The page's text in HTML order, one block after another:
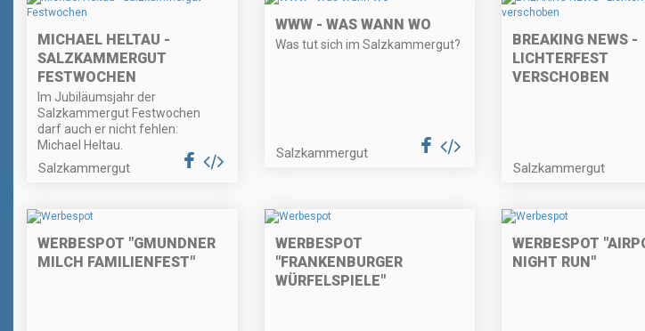
MICHAEL HELTAU -
SALZKAMMERGUT
FESTWOCHEN
Im Jubiläumsjahr der
Salzkammergut Festwochen
darf auch er nicht fehlen:
Michael Heltau.
Salzkammergut
WWW - WAS WANN WO
Was tut sich im Salzkammergut?
Salzkammergut
BREAKING NEWS -
LICHTERFEST
VERSCHOBEN
Salzkammergut
WERBESPOT "GMUNDNER
MILCH FAMILIENFEST"
WERBESPOT
"FRANKENBURGER
WÜRFELSPIELE"
WERBESPOT
NIGHT RUN"